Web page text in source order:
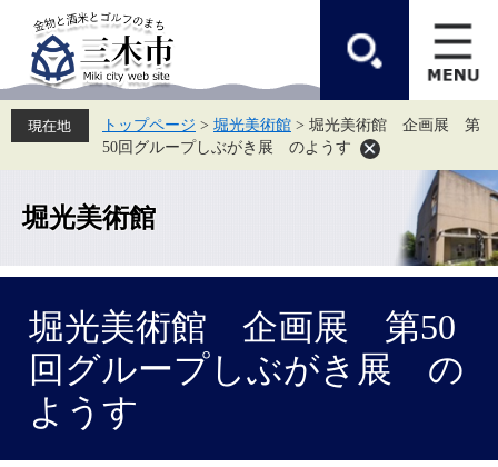
先
頭
を
飛
て
トップページ > 堀光美術館 > 堀光美術館 企画展 第
50回グループしぶがき展 のようす
堀光美術館
堀光美術館 企画展 第50
回グループしぶがき展 の
ようす